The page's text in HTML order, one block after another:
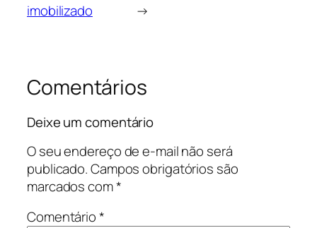
imobilizado
→
Comentários
Deixe um comentário
O seu endereço de e-mail não será
publicado.Campos obrigatórios são
marcados com*
Comentário*